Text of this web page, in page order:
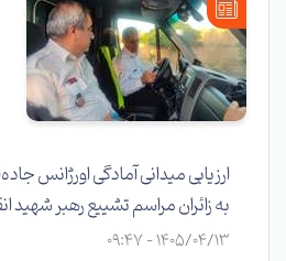
شد.
ارزیابی میدانی آمادگی اورژانس
به زائران مراسم تشییع رهبر شهید
1405/04/13 - 09:47